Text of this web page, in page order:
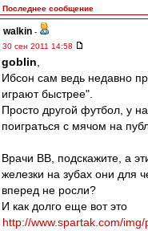
Последнее сообщение
walkin -
30 сен 2011 14:58
goblin
Ибсон сам ведь недавно
играют быстрее".
Просто другой футбол, у
поиграться с мячом на
Врачи ВВ, подскажите, а
железки на зубах они для
вперед не росли?
И как долго еще вот это
http://www.spartak.com/